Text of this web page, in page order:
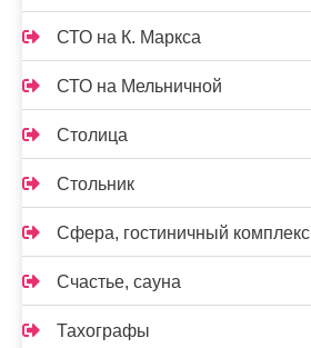
СТО на К. Маркса
СТО на Мельничной
Столица
Стольник
Сфера, гостиничный комплекс
Счастье, сауна
Тахографы